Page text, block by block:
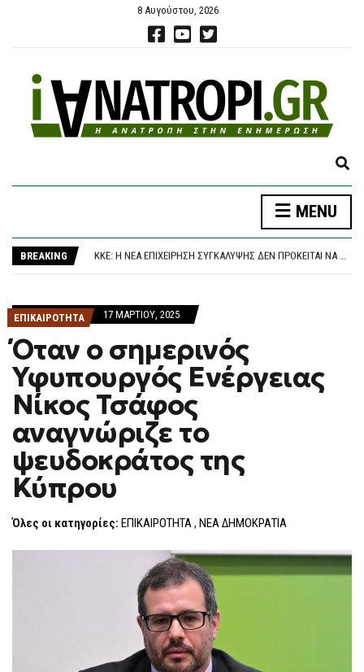
8 Αυγούστου, 2026
E
P
N
MENU
BREAKING
KKE: Η ΝΈΑ ΕΠΙΧΕΊΡΗΣΗ ΣΥΓΚΆΛΥΨΗΣ ΔΕΝ ΠΡΌΚΕΙΤΑΙ ΝΑ ΚΟΥΚΟΥΛΏΣΕΙ ΤΟ ΣΚΆΝΔΑΛΟ ΤΩΝ ΥΠΟΚΛΟΠΏΝ
ΕΛΑΣ ΓΙΑ ΥΠΟΚΛΟΠΈΣ: ΑΠΡΟΚΆΛΥΠΤΗ ΏΣΜΩΣΗ ΚΥΒΈΡΝΗΣΗΣ-ΔΙΚΑΙΟΣΎΝΗΣ ΕΚΘΈΤΕΙ ΤΗ ΧΏΡΑ ΔΙΕΘΝΏΣ
ΕΠΙΚΑΙΡΟΤΗΤΑ
17 ΜΑΡΤΊΟΥ, 2025
Όταν ο σημερινός
Υφυπουργός Ενέργειας
Νίκος Τσάφος
αναγνώριζε το
ψευδοκράτος της
Κύπρου
Όλες οι κατηγορίες: ΕΠΙΚΑΙΡΟΤΗΤΑ, ΝΕΑ ΔΗΜΟΚΡΑΤΙΑ